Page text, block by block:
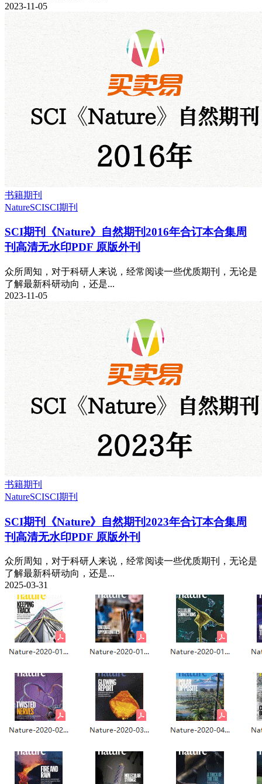
2023-11-05
书籍期刊
NatureSCISCI期刊
SCI期刊《Nature》自然期刊2016年合订本合集周
刊高清无水印PDF 原版外刊
众所周知，对于科研人来说，经常阅读一些优质期刊，无论是
了解最新科研动向，还是...
2023-11-05
书籍期刊
NatureSCISCI期刊
SCI期刊《Nature》自然期刊2023年合订本合集周
刊高清无水印PDF 原版外刊
众所周知，对于科研人来说，经常阅读一些优质期刊，无论是
了解最新科研动向，还是...
2025-03-31